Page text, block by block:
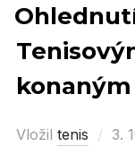
konaným
Vložil tenis 3.